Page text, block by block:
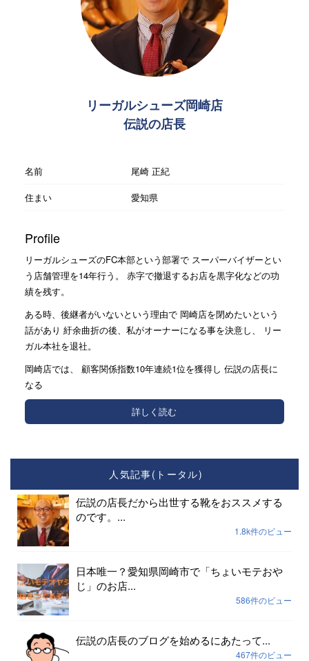
リーガルシューズ岡崎店
伝説の店長
名前
尾崎 正紀
住まい
愛知県
Profile
リーガルシューズのFC本部という部署で スーパーバイザーとい
う店舗管理を14年行う。 赤字で撤退するお店を黒字化などの功
績を残す。
ある時、後継者がいないという理由で 岡崎店を閉めたいという
話があり 紆余曲折の後、私がオーナーになる事を決意し、 リー
ガル本社を退社。
岡崎店では、 顧客関係指数10年連続1位を獲得し 伝説の店長に
なる
詳しく読む
人気記事(トータル)
伝説の店長だから出世する靴をおススメする
のです。...
1.8k件のビュー
日本唯一？愛知県岡崎市で「ちょいモテおや
じ」のお店...
586件のビュー
伝説の店長のブログを始めるにあたって...
467件のビュー